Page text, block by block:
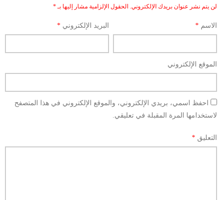
لن يتم نشر عنوان بريدك الإلكتروني. الحقول الإلزامية مشار إليها بـ *
الاسم * البريد الإلكتروني*
الموقع الإلكتروني
احفظ اسمي، بريدي الإلكتروني، والموقع الإلكتروني في هذا المتصفح
لاستخدامها المرة المقبلة في تعليقي.
التعليق *